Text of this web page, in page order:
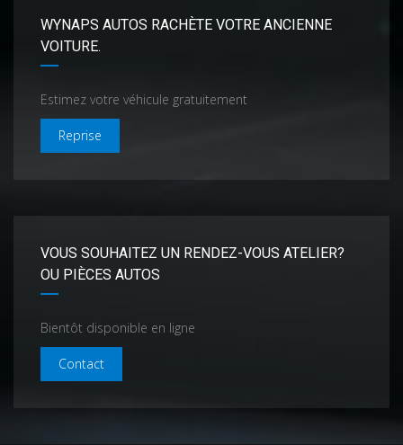
WYNAPS AUTOS RACHÈTE VOTRE ANCIENNE
VOITURE.
Estimez votre véhicule gratuitement
Reprise
VOUS SOUHAITEZ UN RENDEZ-VOUS ATELIER?
OU PIÈCES AUTOS
Bientôt disponible en ligne
Contact